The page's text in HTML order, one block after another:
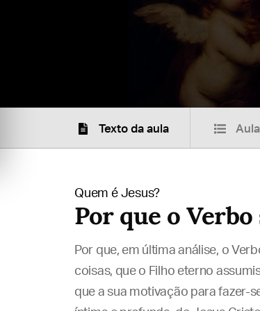
Texto da aula
Quem é Jesus?
Por que o Verbo
Por que, em última análise, o
coisas, que o Filho eterno
que a sua motivação para fazer-